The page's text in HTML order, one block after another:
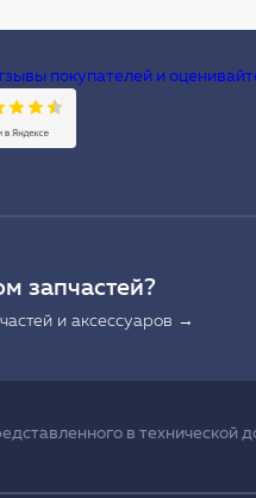
запчастей?
и аксессуаров →
в технической